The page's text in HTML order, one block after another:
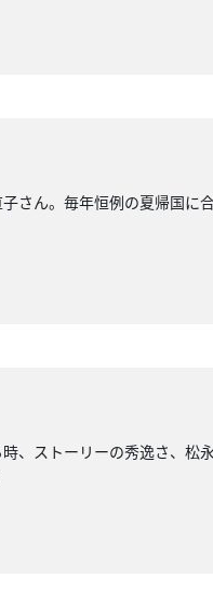
さん。毎年恒例の夏帰国
、ストーリーの秀逸さ、